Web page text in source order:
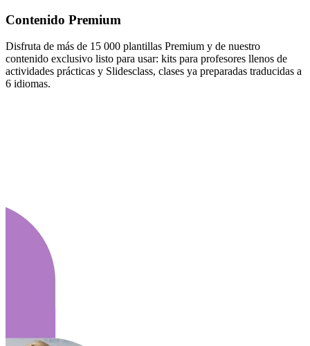
Contenido Premium
Disfruta de más de 15 000 plantillas Premium y de nuestro
contenido exclusivo listo para usar: kits para profesores llenos de
actividades prácticas y Slidesclass, clases ya preparadas traducidas a
6 idiomas.